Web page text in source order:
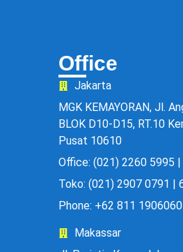
Office
Jakarta
MGK KEMAYORAN, Jl.
BLOK D10-D15, RT.10
Pusat 10610
Office: (021) 2260 5995
Toko: (021) 2907 0791 |
Phone: +62 811
Makassar